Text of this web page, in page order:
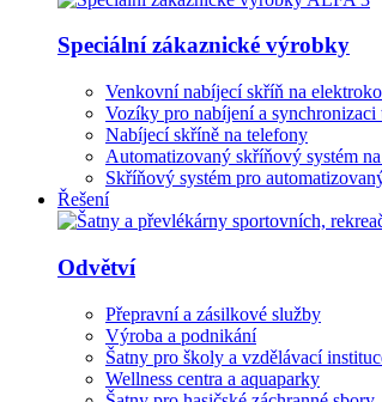
Speciální zákaznické výrobky
Venkovní nabíjecí skříň na
Vozíky pro nabíjení a synchronizaci
Nabíjecí skříně na telefony
Automatizovaný skříňový systém
Skříňový systém pro
Řešení
Odvětví
Přepravní a zásilkové služby
Výroba a podnikání
Šatny pro školy a vzdělávací
Wellness centra a aquaparky